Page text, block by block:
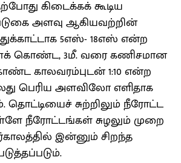
கிடைக்கக் கூடிய
அளவு ஆகியவற்றின்
5எஸ்- 18எஸ் என்ற
கொண்ட, 3மீ. வரை கணிசமான
காலவரம்புடன் 1:10 என்ற
பெரிய அளவிலோ எளிதாக
தொட்டியைச் சுற்றிலும் நீரோட்ட
நீரோட்டங்கள் சுழலும் முறை
இன்னும் சிறந்த